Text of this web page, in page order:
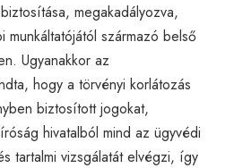
megakadályozva,
származó belső
Ugyanakkor az
hogy a törvényi korlátozás
biztosított jogokat,
hivatalból mind az ügyvédi
tartalmi vizsgálatát elvégzi, így